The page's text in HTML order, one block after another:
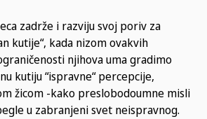
zadrže i razviju svoj poriv za
kutije“, kada nizom ovakvih
njihova uma gradimo
kutiju “ispravne“ percepcije,
žicom -kako preslobodoumne misli
u zabranjeni svet neispravnog.